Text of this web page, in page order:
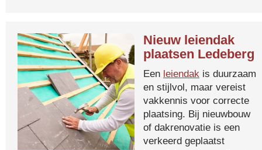
Nieuw leiendak
plaatsen Ledeberg
Een leiendak is duurzaam
en stijlvol, maar vereist
vakkennis voor correcte
plaatsing. Bij nieuwbouw
of dakrenovatie is een
verkeerd geplaatst